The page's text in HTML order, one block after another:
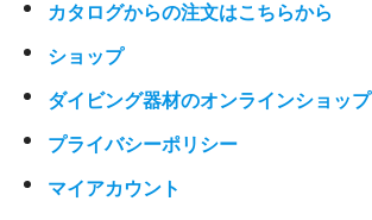
カタログからの注文はこちらから
ショップ
ダイビング器材のオンラインショップ
プライバシーポリシー
マイアカウント